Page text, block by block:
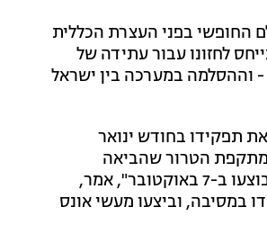
החופשי בפני העצרת הכללית
גלובליים, והתייחס לחזונו עבור עתידה של
וההסלמה במערכה בין ישראל
תפקידו בחודש ינואר
הטרור שהביאה
לפתיחת המלחמה ברצועת עזה. "למדינות העולם אסור להתעלם מהזוועות שבוצעו ב-7 באוקטובר", אמר,
ביניהם אנשים שרקדו במסיבה, וביצעו מעשי אונס